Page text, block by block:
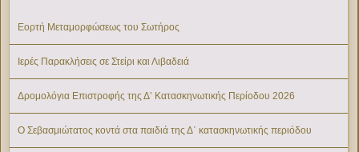
Εορτή Μεταμορφώσεως του Σωτήρος
Ιερές Παρακλήσεις σε Στείρι και Λιβαδειά
Δρομολόγια Επιστροφής της Δ’ Κατασκηνωτικής Περίοδου 2026
Ο Σεβασμιώτατος κοντά στα παιδιά της Δ΄ κατασκηνωτικής περιόδου